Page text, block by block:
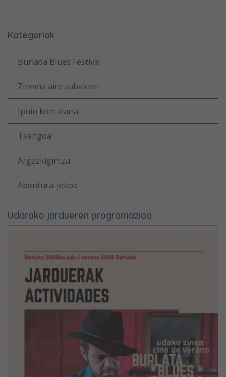
Kategoriak
Burlada Blues Festival
Zinema aire zabalean
Ipuin kontalaria
Txangoa
Argazkigintza
Abentura-jokoa
Udarako jardueren programazioa